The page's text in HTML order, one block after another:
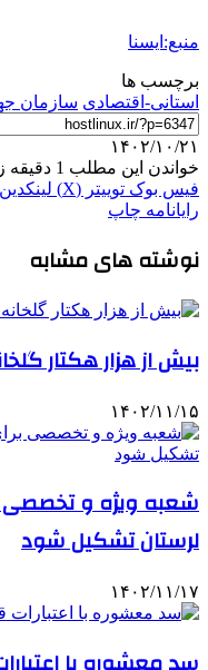
منبع:ایسنا
برچسب ها
استانی-اقتصادی سازمان
۱۴۰۲/۱۰/۲۱
خواندن این مطلب 1 دقیقه زمان میبرد
فیس بوک توییتر (X) لینکدین
رایانامه چاپ
نوشته های مشابه
بیش از هزار هکتار
۱۴۰۲/۱۱/۱۵
شعبه ویژه و تخصصی
لرستان تشکیل شود
۱۴۰۲/۱۱/۱۷